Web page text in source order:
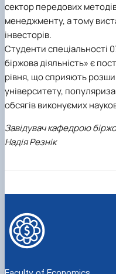
сектор передових
менеджменту, а тому
інвесторів.
Студенти спеціальності
біржова діяльність» є
рівня, що сприяють
університету,
обсягів виконуємих
Завідувач кафедрою
Надія Резнік